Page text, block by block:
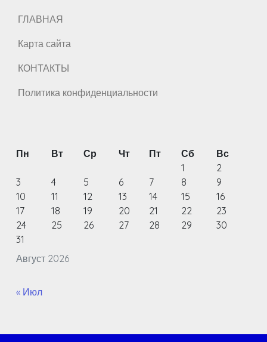
ГЛАВНАЯ
Карта сайта
КОНТАКТЫ
Политика конфиденциальности
Август 2026
Пн Вт Ср Чт Пт Сб
Вс
1
2
3
4 5 6 7 8
9
10
11 12 13 14 15
16
17
18 19 20 21 22
23
24
25 26 27 28 29
30
31
« Июл